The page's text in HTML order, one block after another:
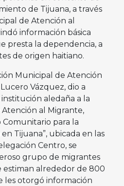
de Tijuana, a través
de Atención al
información básica
presta la dependencia, a
de origen haitiano.
Municipal de Atención
Vázquez, dio a
aledaña a la
al Migrante,
para la
Tijuana”, ubicada en las
Centro, se
grupo de migrantes
estiman alrededor de 800
les otorgó información